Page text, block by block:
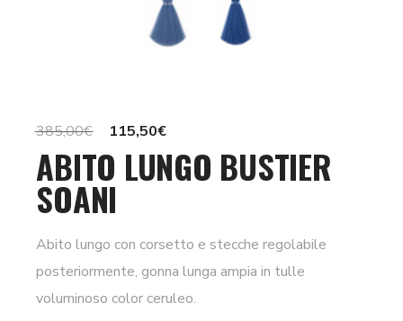
385,00€
Il
prezzo
originale
era:
385,00€.
115,50€Il
prezzo
attuale
115,50€.
ABITO LUNGO BUSTIER
SOANI
Abito lungo con corsetto e stecche regolabile
posteriormente, gonna lunga ampia in tulle
voluminoso color ceruleo.